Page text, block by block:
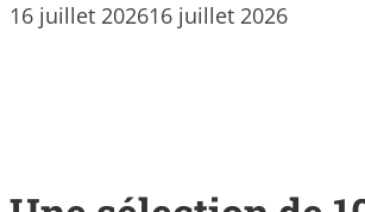
16 juillet 202616 juillet 2026